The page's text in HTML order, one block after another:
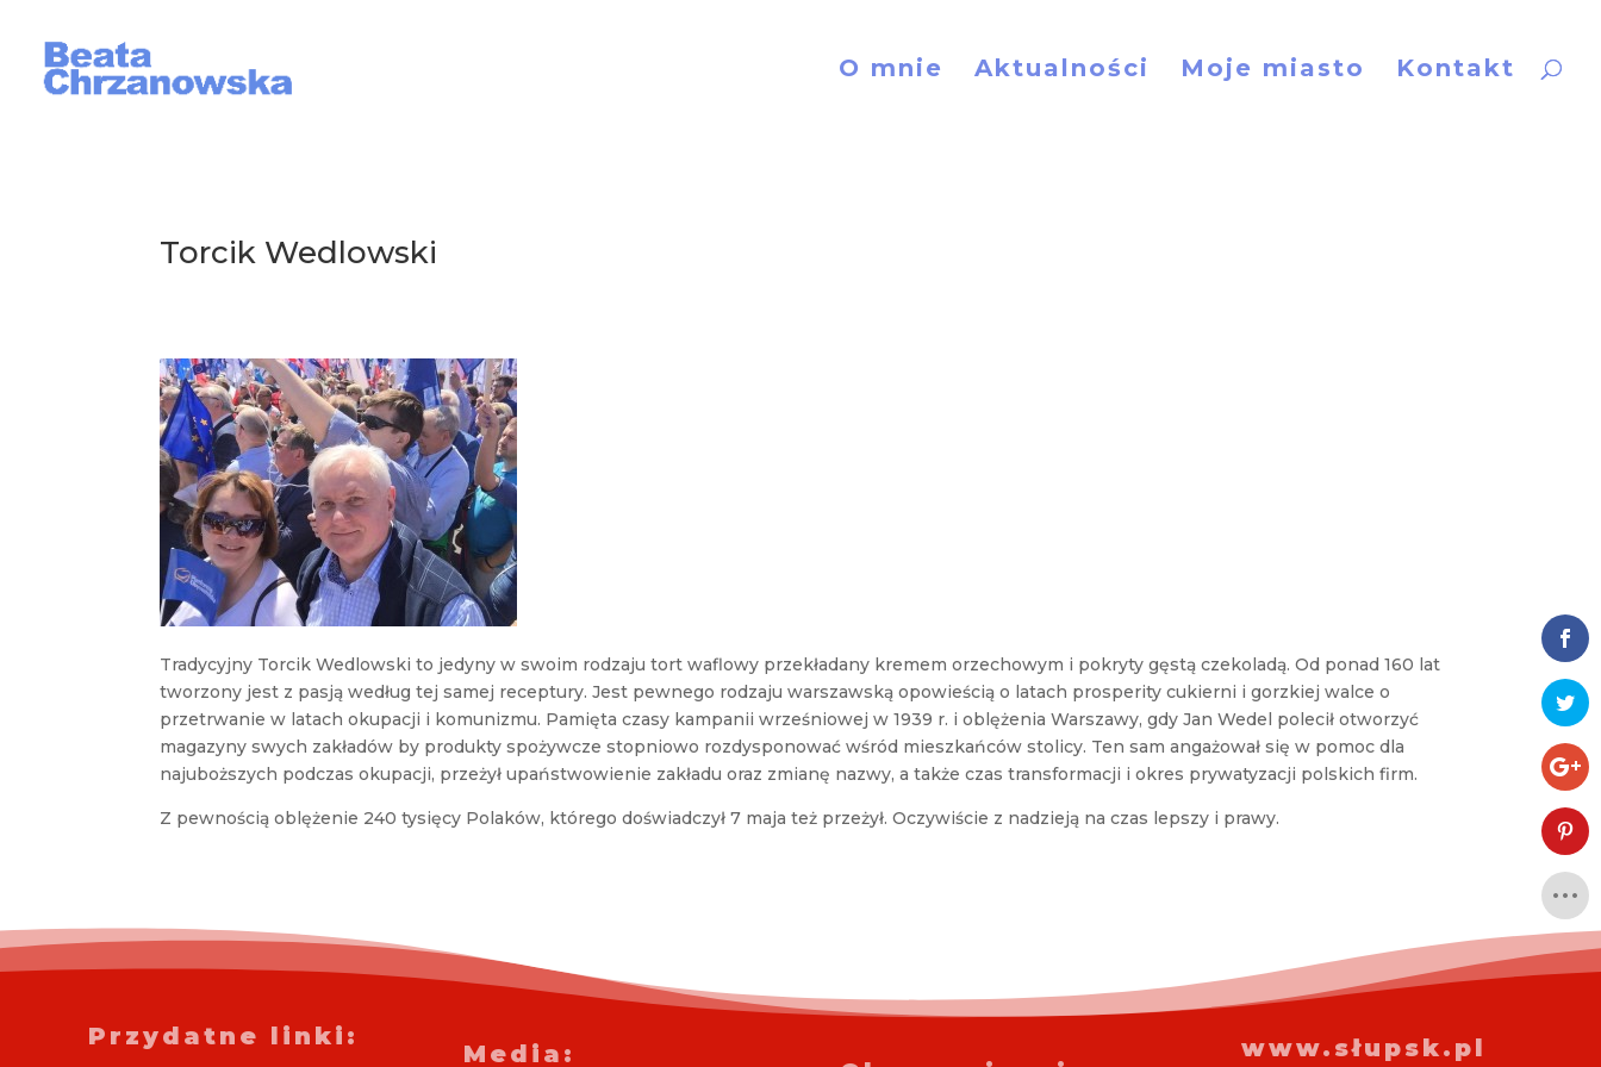
O mnie Aktualności Moje miasto Kontakt
Torcik Wedlowski
Tradycyjny Torcik Wedlowski to jedyny w swoim rodzaju tort waflowy przekładany kremem orzechowym i pokryty gęstą czekoladą. Od ponad 160 lat
tworzony jest z pasją według tej samej receptury. Jest pewnego rodzaju warszawską opowieścią o latach prosperity cukierni i gorzkiej walce o
przetrwanie w latach okupacji i komunizmu. Pamięta czasy kampanii wrześniowej w 1939 r. i oblężenia Warszawy, gdy Jan Wedel polecił otworzyć
magazyny swych zakładów by produkty spożywcze stopniowo rozdysponować wśród mieszkańców stolicy. Ten sam angażował się w pomoc dla
najuboższych podczas okupacji, przeżył upaństwowienie zakładu oraz zmianę nazwy, a także czas transformacji i okres prywatyzacji polskich firm.
Z pewnością oblężenie 240 tysięcy Polaków, którego doświadczył 7 maja też przeżył. Oczywiście z nadzieją na czas lepszy i prawy.
Przydatne linki:
Media: www.słupsk.pl